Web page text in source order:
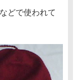
どで使われて